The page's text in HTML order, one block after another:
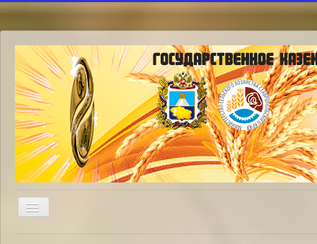
Включить/
выключить